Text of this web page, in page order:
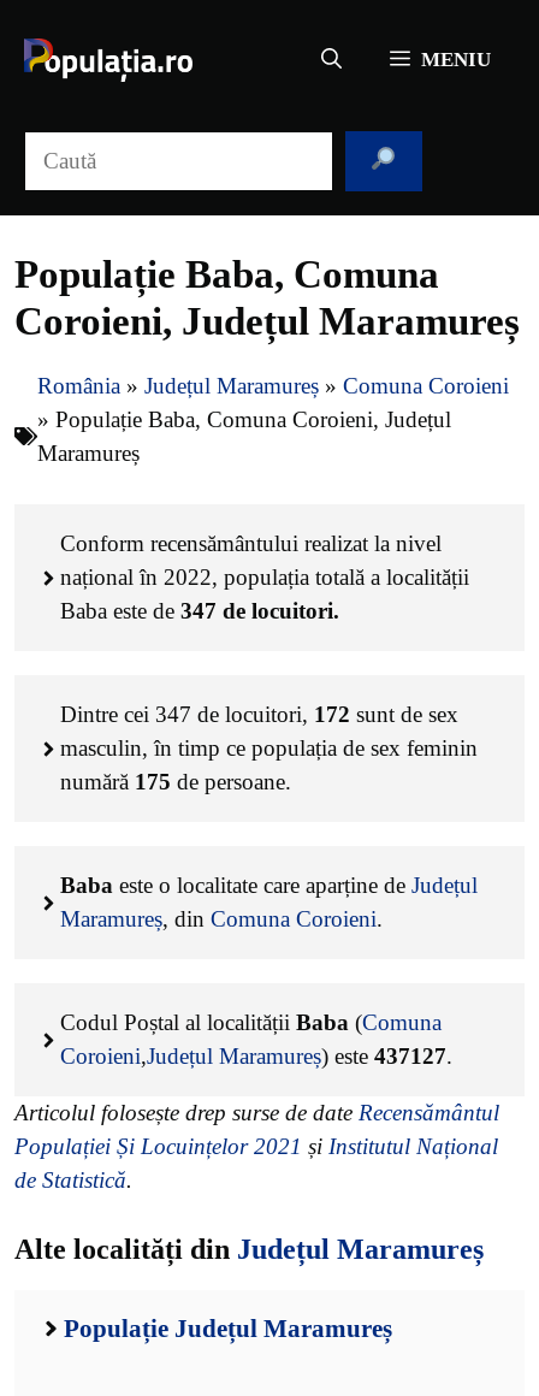
conținut
MENIU
Populație Baba, Comuna
Coroieni, Județul Maramureș
România » Județul Maramureș » Comuna Coroieni
» Populație Baba, Comuna Coroieni, Județul
Maramureș
Conform recensământului realizat la nivel
național în 2022, populația totală a localității
Baba este de 347 de locuitori.
Dintre cei 347 de locuitori, 172 sunt de sex
masculin, în timp ce populația de sex feminin
numără 175 de persoane.
Baba este o localitate care aparține de Județul
Maramureș, din Comuna Coroieni.
Codul Poștal al localității Baba (Comuna
Coroieni,Județul Maramureș) este 437127.
Articolul folosește drep surse de date Recensământul
Populației Și Locuințelor 2021 și Institutul Național
de Statistică.
Alte localități din Județul Maramureș
Populație Județul Maramureș